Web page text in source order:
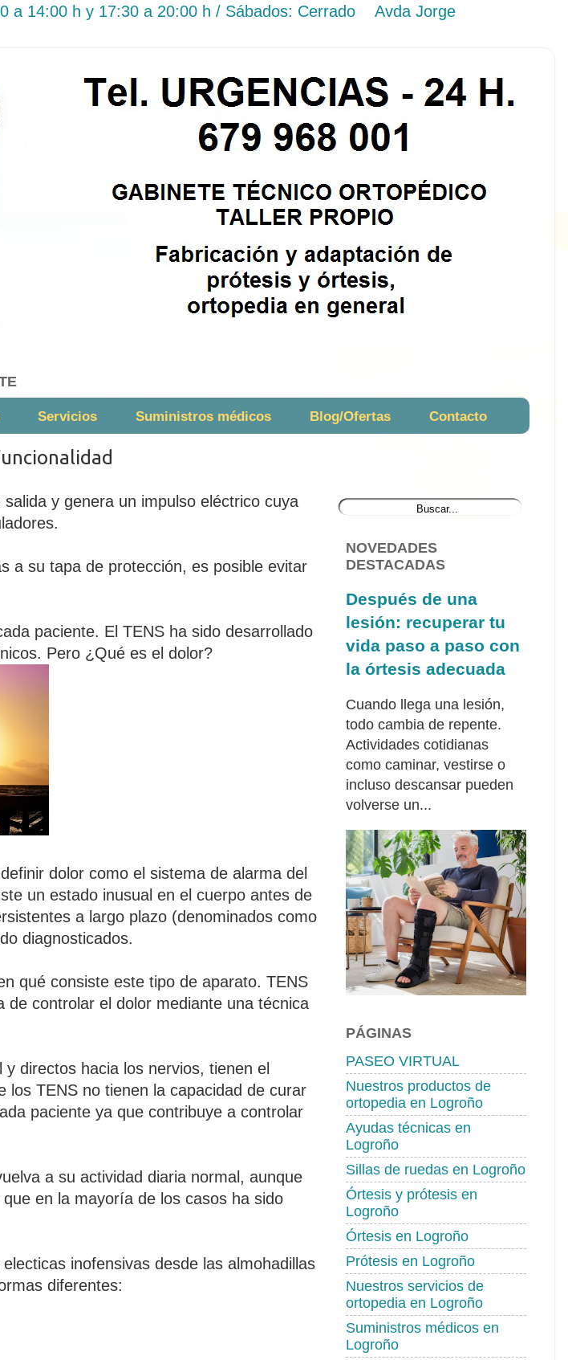
a 14:00 h y 17:30 a 20:00 h / Sábados: Cerrado
Avda Jorge
Servicios Suministros médicos Blog/Ofertas Contacto
y genera un impulso eléctrico cuya
a su tapa de protección, es posible evitar
paciente. El TENS ha sido desarrollado
Pero ¿Qué es el dolor?
dolor como el sistema de alarma del
un estado inusual en el cuerpo antes de
a largo plazo (denominados como
diagnosticados.
qué consiste este tipo de aparato. TENS
controlar el dolor mediante una técnica
directos hacia los nervios, tienen el
los TENS no tienen la capacidad de curar
paciente ya que contribuye a controlar
a su actividad diaria normal, aunque
en la mayoría de los casos ha sido
inofensivas desde las almohadillas
diferentes:
NOVEDADES
DESTACADAS
Después de una
lesión: recuperar tu
vida paso a paso con
la órtesis adecuada
Cuando llega una lesión,
todo cambia de repente.
Actividades cotidianas
como caminar, vestirse o
incluso descansar pueden
volverse un...
PÁGINAS
PASEO VIRTUAL
Nuestros productos de
ortopedia en Logroño
Ayudas técnicas en
Logroño
Sillas de ruedas en Logroño
Órtesis y prótesis en
Logroño
Órtesis en Logroño
Prótesis en Logroño
Nuestros servicios de
ortopedia en Logroño
Suministros médicos en
Logroño